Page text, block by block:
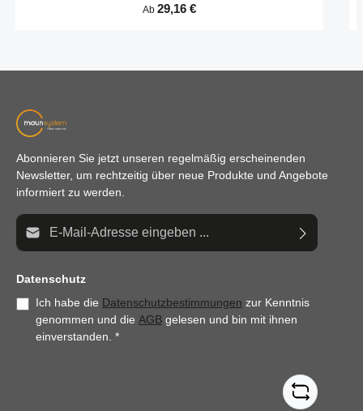
werden viele Rollen auch in ESD Ausführung geliefert. Der
Regulärer Preis:
Ab 29,16 €
Abonnieren Sie jetzt unseren regelmäßig erscheinenden
Newsletter, um rechtzeitig über neue Produkte und Angebote
informiert zu werden.
E-Mail-Adresse*
Datenschutz
Ich habe die Datenschutzbestimmungen zur Kenntnis
genommen und die AGB gelesen und bin mit ihnen
einverstanden. *